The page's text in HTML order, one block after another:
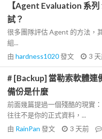
【Agent Evaluation 系
試？
很多團隊評估 Agent 的方法，
組...
由 hardness1020發文 3
# [Backup] 當勒索軟體連
備份是什麼
前面幾篇提過一個殘酷的現實
往往不是你的正式資料，...
由 RainPan 發文 3 天前